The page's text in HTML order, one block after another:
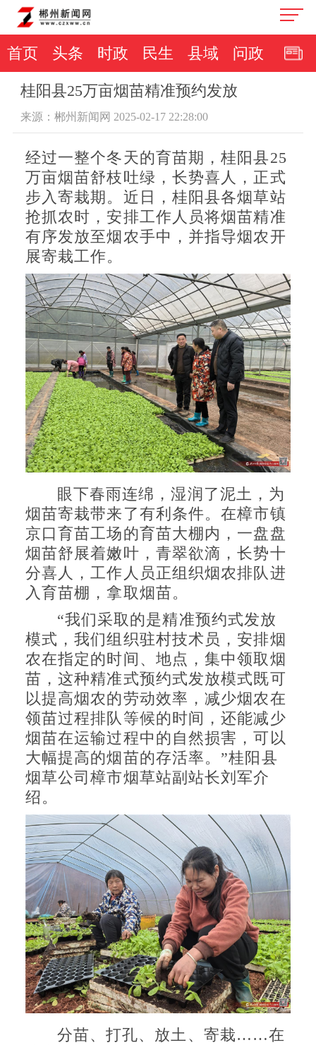
首页 头条 时政 民生 县域 问政
桂阳县25万亩烟苗精准预约发放
来源：郴州新闻网 2025-02-17 22:28:00
经过一整个冬天的育苗期，桂阳县25
万亩烟苗舒枝吐绿，长势喜人，正式
步入寄栽期。近日，桂阳县各烟草站
抢抓农时，安排工作人员将烟苗精准
有序发放至烟农手中，并指导烟农开
展寄栽工作。
眼下春雨连绵，湿润了泥土，为
烟苗寄栽带来了有利条件。在樟市镇
京口育苗工场的育苗大棚内，一盘盘
烟苗舒展着嫩叶，青翠欲滴，长势十
分喜人，工作人员正组织烟农排队进
入育苗棚，拿取烟苗。
“我们采取的是精准预约式发放
模式，我们组织驻村技术员，安排烟
农在指定的时间、地点，集中领取烟
苗，这种精准式预约式发放模式既可
以提高烟农的劳动效率，减少烟农在
领苗过程排队等候的时间，还能减少
烟苗在运输过程中的自然损害，可以
大幅提高的烟苗的存活率。”桂阳县
烟草公司樟市烟草站副站长刘军介
绍。
分苗、打孔、放土、寄栽……在